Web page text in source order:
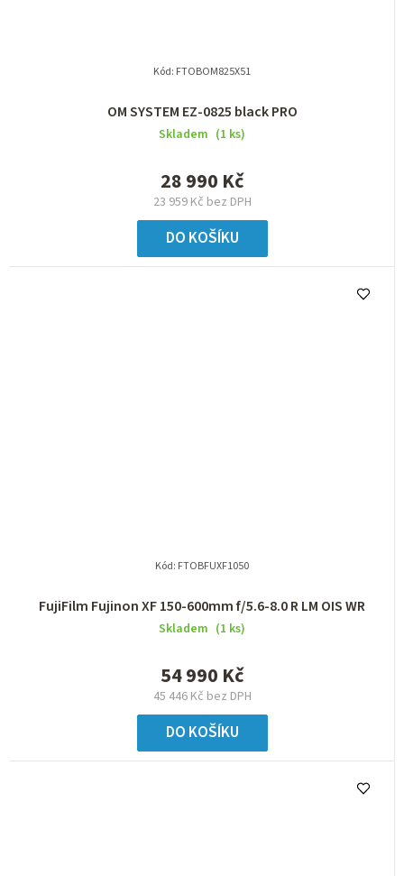
OM SYSTEM EZ-0825 black PRO
Skladem (1 ks)
23 959 Kč bez DPH
28 990 Kč
DO KOŠÍKU
Kód: FTOBOM825X51
FujiFilm Fujinon XF 150-600mm f/5.6-8.0 R LM OIS WR
Skladem (1 ks)
45 446 Kč bez DPH
54 990 Kč
DO KOŠÍKU
Kód: FTOBFUXF1050